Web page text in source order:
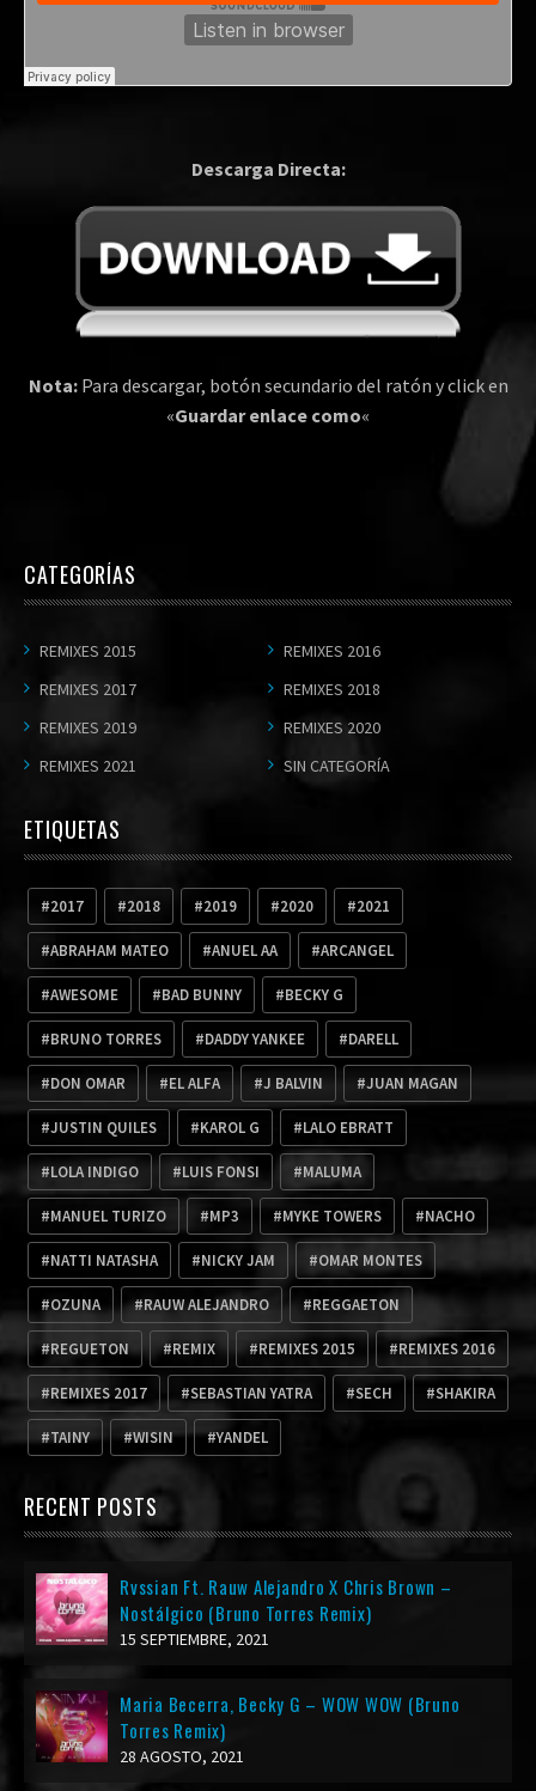
Descarga Directa:
Nota:Para descargar, botón secundario del ratón y click en
«Guardar enlace como«
CATEGORÍAS
REMIXES 2015
REMIXES 2016
REMIXES 2017
REMIXES 2018
REMIXES 2019
REMIXES 2020
REMIXES 2021
SIN CATEGORÍA
ETIQUETAS
2017 2018 2019 2020 2021
ABRAHAM MATEO ANUEL AA ARCANGEL
AWESOME BAD BUNNY BECKY G
BRUNO TORRES DADDY YANKEE DARELL
DON OMAR EL ALFA J BALVIN JUAN MAGAN
JUSTIN QUILES KAROL G LALO EBRATT
LOLA INDIGO LUIS FONSI MALUMA
MANUEL TURIZO MP3 MYKE TOWERS NACHO
NATTI NATASHA NICKY JAM OMAR MONTES
OZUNA RAUW ALEJANDRO REGGAETON
REGUETON REMIX REMIXES 2015 REMIXES 2016
REMIXES 2017 SEBASTIAN YATRA SECH SHAKIRA
TAINY WISIN YANDEL
RECENT POSTS
Rvssian Ft. Rauw Alejandro X Chris Brown –
Nostálgico (Bruno Torres Remix)
15 SEPTIEMBRE, 2021
Maria Becerra, Becky G – WOW WOW (Bruno
Torres Remix)
28 AGOSTO, 2021